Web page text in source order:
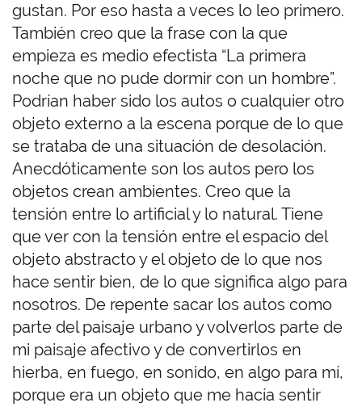
gustan. Por eso hasta a veces lo leo primero.
También creo que la frase con la que
empieza es medio efectista “La primera
noche que no pude dormir con un hombre”.
Podrían haber sido los autos o cualquier otro
objeto externo a la escena porque de lo que
se trataba de una situación de desolación.
Anecdóticamente son los autos pero los
objetos crean ambientes. Creo que la
tensión entre lo artificial y lo natural. Tiene
que ver con la tensión entre el espacio del
objeto abstracto y el objeto de lo que nos
hace sentir bien, de lo que significa algo para
nosotros. De repente sacar los autos como
parte del paisaje urbano y volverlos parte de
mi paisaje afectivo y de convertirlos en
hierba, en fuego, en sonido, en algo para mí,
porque era un objeto que me hacía sentir